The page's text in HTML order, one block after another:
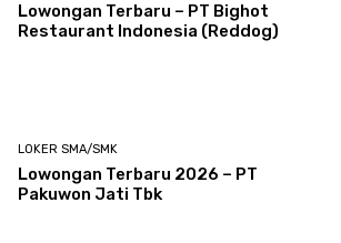
Lowongan Terbaru – PT Bighot
Restaurant Indonesia (Reddog)
LOKER SMA/SMK
Lowongan Terbaru 2026 – PT
Pakuwon Jati Tbk